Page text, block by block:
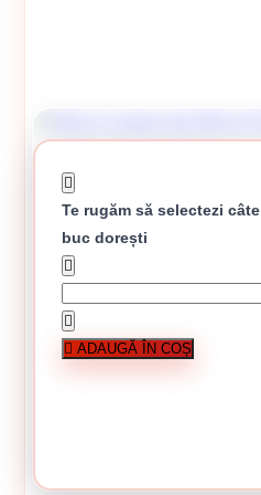
Silicon sanitar alb 280 ml Penosil
23.84 lei / buc
Te rugăm să selectezi câte
buc dorești
ADAUGĂ ÎN COȘ